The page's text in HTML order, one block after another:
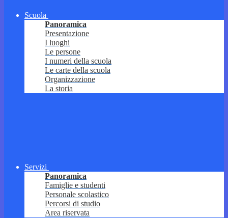
Scuola
Panoramica
Presentazione
I luoghi
Le persone
I numeri della scuola
Le carte della scuola
Organizzazione
La storia
Servizi
Panoramica
Famiglie e studenti
Personale scolastico
Percorsi di studio
Area riservata